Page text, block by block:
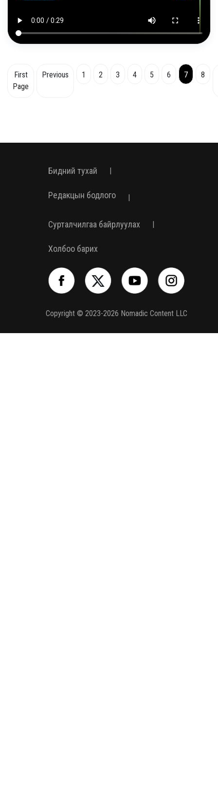
First
Page
Previous 1 2 3 4 5 6 7 8
Бидний тухай |
Редакцын бодлого |
Сурталчилгаа байрлуулах |
Холбоо барих
Copyright © 2023-2026 Nomadic Content LLC